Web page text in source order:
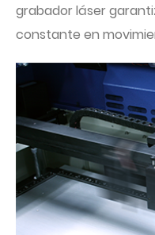
grabador láser
constante en